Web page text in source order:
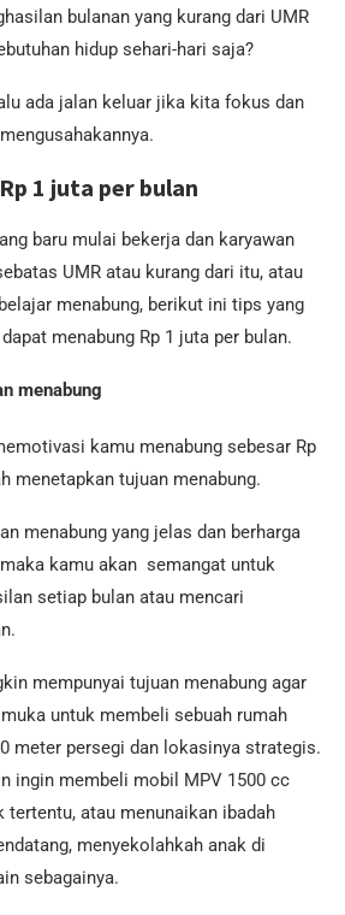
bulanan yang kurang dari UMR
hidup sehari-hari saja?
ada jalan keluar jika kita fokus dan
1 juta per bulan
baru mulai bekerja dan karyawan
UMR atau kurang dari itu, atau
menabung, berikut ini tips yang
menabung Rp 1 juta per bulan.
menabung
kamu menabung sebesar Rp
menetapkan tujuan menabung.
menabung yang jelas dan berharga
kamu akan semangat untuk
setiap bulan atau mencari
mempunyai tujuan menabung agar
untuk membeli sebuah rumah
meter persegi dan lokasinya strategis.
ingin membeli mobil MPV 1500 cc
tertentu, atau menunaikan ibadah
menyekolahkah anak di
sebagainya.